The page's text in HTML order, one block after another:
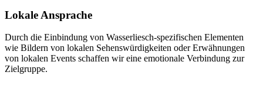
Lokale Ansprache
Durch die Einbindung von Wasserliesch-spezifischen Elementen
wie Bildern von lokalen Sehenswürdigkeiten oder Erwähnungen
von lokalen Events schaffen wir eine emotionale Verbindung zur
Zielgruppe.